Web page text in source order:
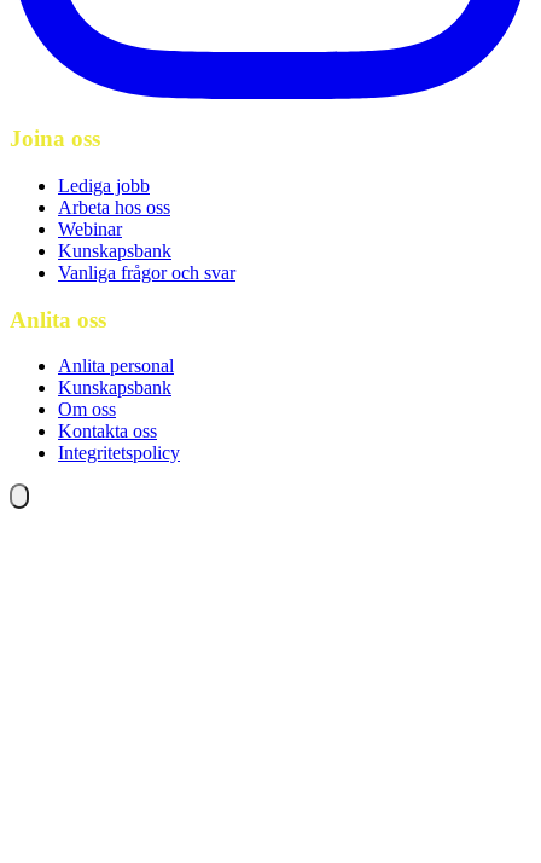
Joina oss
Lediga jobb
Arbeta hos oss
Webinar
Kunskapsbank
Vanliga frågor och svar
Anlita oss
Anlita personal
Kunskapsbank
Om oss
Kontakta oss
Integritetspolicy